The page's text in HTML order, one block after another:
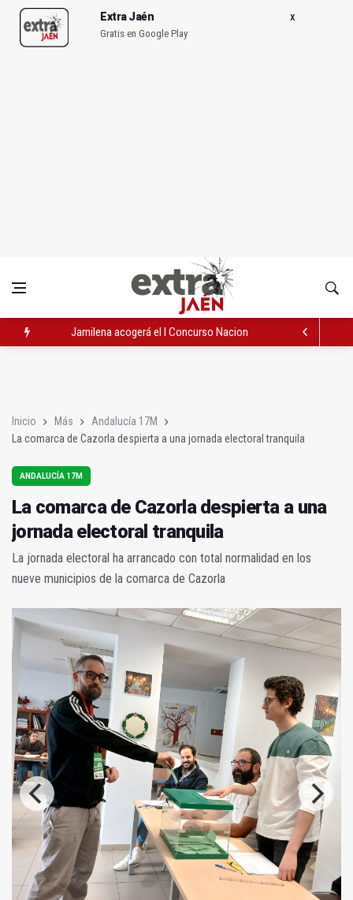
Extra Jaén
Gratis en Google Play
Jamilena acogerá el I Concurso Nacional de Trompa y Piano
Inicio Más
Andalucía 17M
La comarca de Cazorla despierta a una jornada electoral tranquila
ANDALUCÍA 17M
La comarca de Cazorla despierta a una
jornada electoral tranquila
La jornada electoral ha arrancado con total normalidad en los
nueve municipios de la comarca de Cazorla